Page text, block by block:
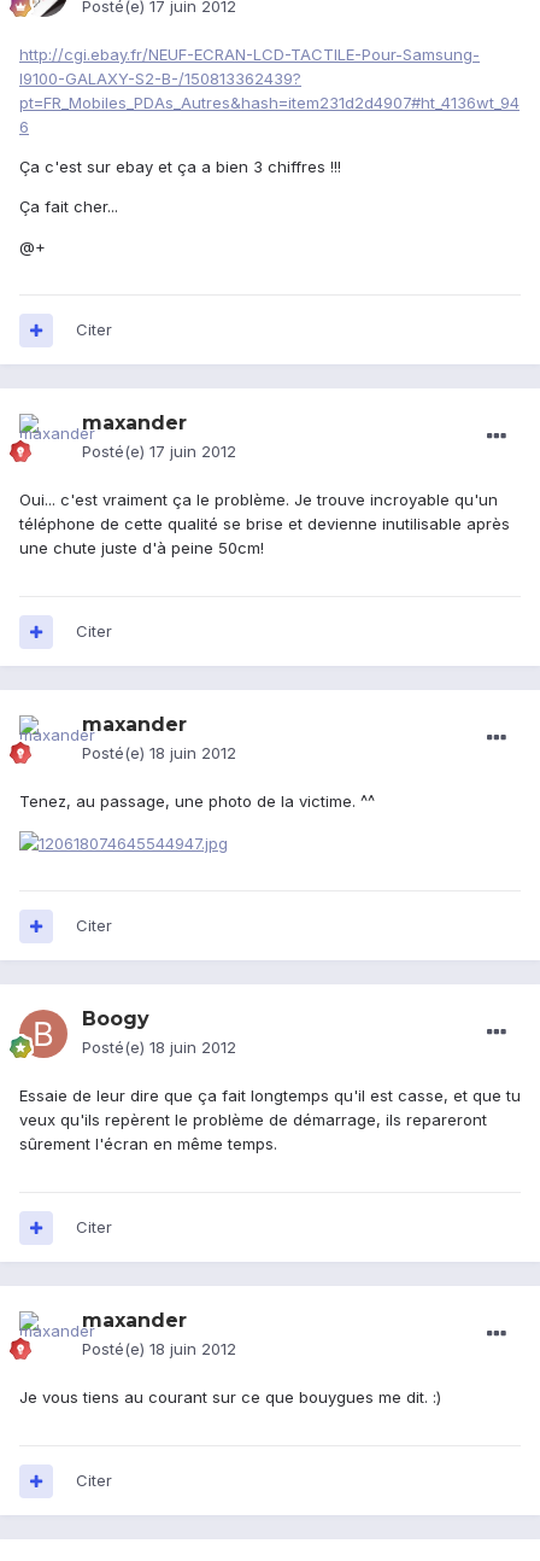
Posté(e) 17 juin 2012
http://cgi.ebay.fr/NEUF-ECRAN-LCD-TACTILE-Pour-Samsung-
I9100-GALAXY-S2-B-/150813362439?
pt=FR_Mobiles_PDAs_Autres&hash=item231d2d4907#ht_4136wt_94
6
Ça c'est sur ebay et ça a bien 3 chiffres !!!
Ça fait cher...
@+
Citer
maxander
Posté(e) 17 juin 2012
Oui... c'est vraiment ça le problème. Je trouve incroyable qu'un
téléphone de cette qualité se brise et devienne inutilisable après
une chute juste d'à peine 50cm!
Citer
maxander
Posté(e) 18 juin 2012
Tenez, au passage, une photo de la victime. ^^
Citer
Boogy
Posté(e) 18 juin 2012
Essaie de leur dire que ça fait longtemps qu'il est casse, et que tu
veux qu'ils repèrent le problème de démarrage, ils repareront
sûrement l'écran en même temps.
Citer
maxander
Posté(e) 18 juin 2012
Je vous tiens au courant sur ce que bouygues me dit. :)
Citer